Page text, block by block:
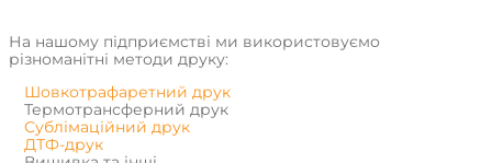
На нашому підприємстві ми використовуємо
різноманітні методи друку:
Шовкотрафаретний друк
Термотрансферний друк
Сублімаційний друк
ДТФ-друк